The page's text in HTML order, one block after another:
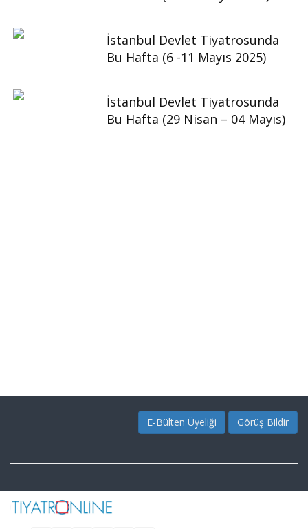
İstanbul Devlet Tiyatrosunda
Bu Hafta (6 -11 Mayıs 2025)
İstanbul Devlet Tiyatrosunda
Bu Hafta (29 Nisan – 04 Mayıs)
E-Bülten Üyeliği Görüş Bildir